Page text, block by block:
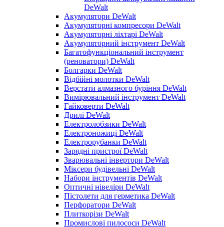
DeWalt
Акумулятори DeWalt
Акумуляторні компресори DeWalt
Акумуляторні ліхтарі DeWalt
Акумуляторний інструмент DeWalt
Багатофункціональний інструмент
(реноватори) DeWalt
Болгарки DeWalt
Відбійні молотки DeWalt
Верстати алмазного буріння DeWalt
Вимірювальний інструмент DeWalt
Гайковерти DeWalt
Дрилі DeWalt
Електролобзики DeWalt
Електроножиці DeWalt
Електрорубанки DeWalt
Зарядні пристрої DeWalt
Зварювальні інвертори DeWalt
Міксери будівельні DeWalt
Набори інструментів DeWalt
Оптичні нівеліри DeWalt
Пістолети для герметика DeWalt
Перфоратори DeWalt
Плиткорізи DeWalt
Промислові пилососи DeWalt